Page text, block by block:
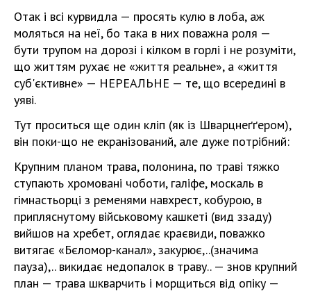
Отак і всі курвидла — просять кулю в лоба, аж
моляться на неї, бо така в них поважна роля —
бути трупом на дорозі і кілком в горлі і не розуміти,
що життям рухає не «життя реальне», а «життя
суб'єктивне» — НЕРЕАЛЬНЕ — те, що всередині в
уяві.
Тут проситься ще один кліп (як із Шварцнеґґером),
він поки-що не екранізований, але дуже потрібний:
Крупним планом трава, полонина, по траві тяжко
ступають хромовані чоботи, галіфе, москаль в
гімнастьорці з ременями навхрест, кобурою, в
припляснутому військовому кашкеті (вид ззаду)
вийшов на хребет, оглядає краєвиди, поважко
витягає «Бєломор-канал», закурює,..(значима
пауза),.. викидає недопалок в траву.. — знов крупний
план — трава шкварчить і морщиться від опіку —